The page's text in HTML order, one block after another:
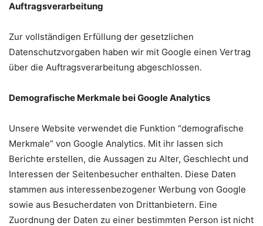
Auftragsverarbeitung
Zur vollständigen Erfüllung der gesetzlichen
Datenschutzvorgaben haben wir mit Google einen Vertrag
über die Auftragsverarbeitung abgeschlossen.
Demografische Merkmale bei Google Analytics
Unsere Website verwendet die Funktion “demografische
Merkmale” von Google Analytics. Mit ihr lassen sich
Berichte erstellen, die Aussagen zu Alter, Geschlecht und
Interessen der Seitenbesucher enthalten. Diese Daten
stammen aus interessenbezogener Werbung von Google
sowie aus Besucherdaten von Drittanbietern. Eine
Zuordnung der Daten zu einer bestimmten Person ist nicht